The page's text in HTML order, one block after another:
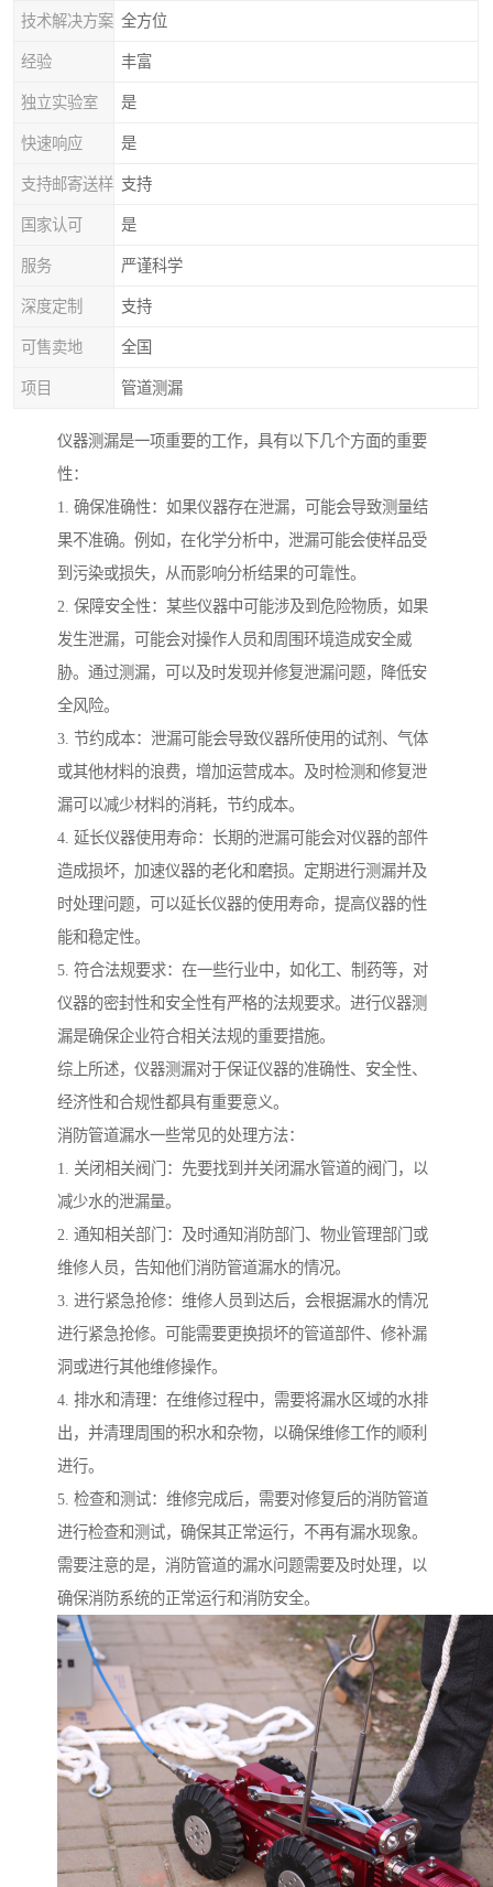
技术解决方案 全方位
经验 丰富
独立实验室 是
快速响应 是
支持邮寄送样 支持
国家认可 是
服务 严谨科学
深度定制 支持
可售卖地 全国
项目 管道测漏
仪器测漏是一项重要的工作，具有以下几个方面的重要
性：
1. 确保准确性：如果仪器存在泄漏，可能会导致测量结
果不准确。例如，在化学分析中，泄漏可能会使样品受
到污染或损失，从而影响分析结果的可靠性。
2. 保障安全性：某些仪器中可能涉及到危险物质，如果
发生泄漏，可能会对操作人员和周围环境造成安全威
胁。通过测漏，可以及时发现并修复泄漏问题，降低安
全风险。
3. 节约成本：泄漏可能会导致仪器所使用的试剂、气体
或其他材料的浪费，增加运营成本。及时检测和修复泄
漏可以减少材料的消耗，节约成本。
4. 延长仪器使用寿命：长期的泄漏可能会对仪器的部件
造成损坏，加速仪器的老化和磨损。定期进行测漏并及
时处理问题，可以延长仪器的使用寿命，提高仪器的性
能和稳定性。
5. 符合法规要求：在一些行业中，如化工、制药等，对
仪器的密封性和安全性有严格的法规要求。进行仪器测
漏是确保企业符合相关法规的重要措施。
综上所述，仪器测漏对于保证仪器的准确性、安全性、
经济性和合规性都具有重要意义。
消防管道漏水一些常见的处理方法：
1. 关闭相关阀门：先要找到并关闭漏水管道的阀门，以
减少水的泄漏量。
2. 通知相关部门：及时通知消防部门、物业管理部门或
维修人员，告知他们消防管道漏水的情况。
3. 进行紧急抢修：维修人员到达后，会根据漏水的情况
进行紧急抢修。可能需要更换损坏的管道部件、修补漏
洞或进行其他维修操作。
4. 排水和清理：在维修过程中，需要将漏水区域的水排
出，并清理周围的积水和杂物，以确保维修工作的顺利
进行。
5. 检查和测试：维修完成后，需要对修复后的消防管道
进行检查和测试，确保其正常运行，不再有漏水现象。
需要注意的是，消防管道的漏水问题需要及时处理，以
确保消防系统的正常运行和消防安全。